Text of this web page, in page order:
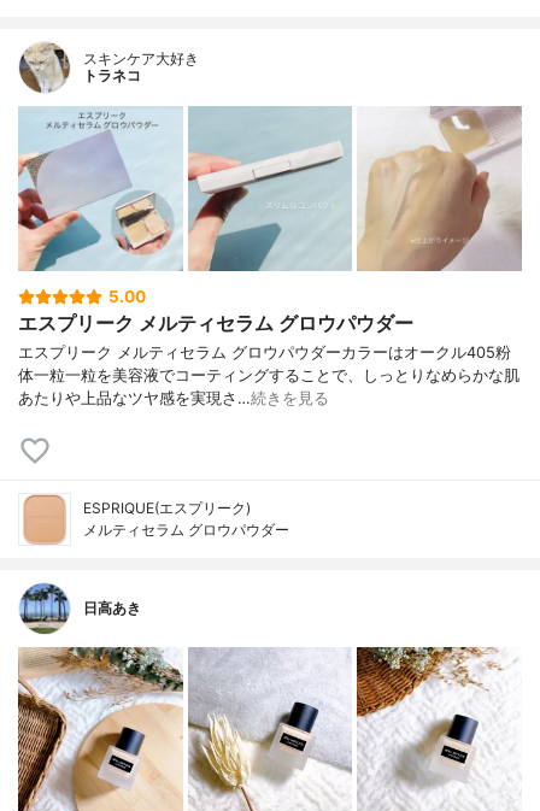
スキンケア大好き
トラネコ
5.00
エスプリーク メルティセラム グロウパウダー
エスプリーク メルティセラム グロウパウダーカラーはオークル405粉
体一粒一粒を美容液でコーティングすることで、しっとりなめらかな肌
あたりや上品なツヤ感を実現さ…続きを見る
ESPRIQUE(エスプリーク)
メルティセラム グロウパウダー
日高あき